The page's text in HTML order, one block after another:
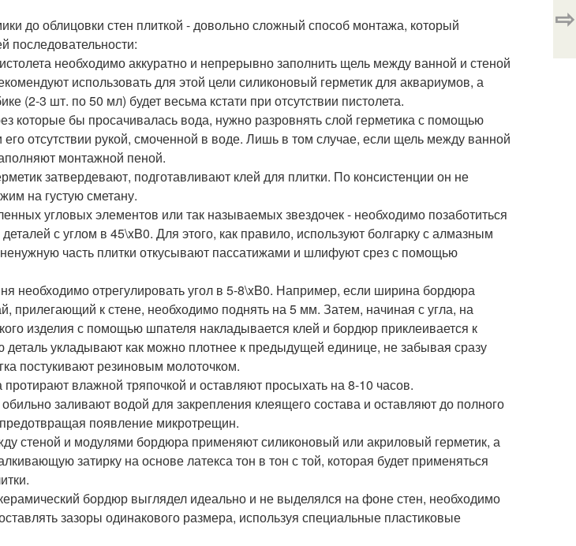
до облицовки стен плиткой - довольно сложный способ монтажа, который
последовательности:
необходимо аккуратно и непрерывно заполнить щель между ванной и стеной
использовать для этой цели силиконовый герметик для аквариумов, а
(2-3 шт. по 50 мл) будет весьма кстати при отсутствии пистолета.
которые бы просачивалась вода, нужно разровнять слой герметика с помощью
отсутствии рукой, смоченной в воде. Лишь в том случае, если щель между ванной
монтажной пеной.
затвердевают, подготавливают клей для плитки. По консистенции он не
на густую сметану.
угловых элементов или так называемых звездочек - необходимо позаботиться
с углом в 45\xB0. Для этого, как правило, используют болгарку с алмазным
ненужную часть плитки откусывают пассатижами и шлифуют срез с помощью
необходимо отрегулировать угол в 5-8\xB0. Например, если ширина бордюра
прилегающий к стене, необходимо поднять на 5 мм. Затем, начиная с угла, на
изделия с помощью шпателя накладывается клей и бордюр приклеивается к
укладывают как можно плотнее к предыдущей единице, не забывая сразу
постукивают резиновым молоточком.
влажной тряпочкой и оставляют просыхать на 8-10 часов.
заливают водой для закрепления клеящего состава и оставляют до полного
появление микротрещин.
стеной и модулями бордюра применяют силиконовый или акриловый герметик, а
затирку на основе латекса тон в тон с той, которая будет применяться
бордюр выглядел идеально и не выделялся на фоне стен, необходимо
зазоры одинакового размера, используя специальные пластиковые
⇨